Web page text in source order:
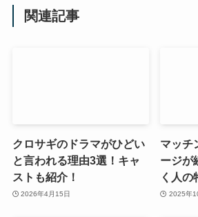
関連記事
クロサギのドラマがひどい
と言われる理由3選！キャ
ストも紹介！
2026年4月15日
マッチ
ージが
く人の
2025年